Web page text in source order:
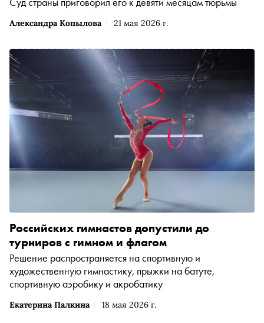
Александра Копылова 21 мая 2026 г.
Екатерина Палкина 18 мая 2026 г.
Российских гимнастов допустили до
турниров с гимном и флагом
Решение распространяется на спортивную и
художественную гимнастику, прыжки на батуте,
спортивную аэробику и акробатику